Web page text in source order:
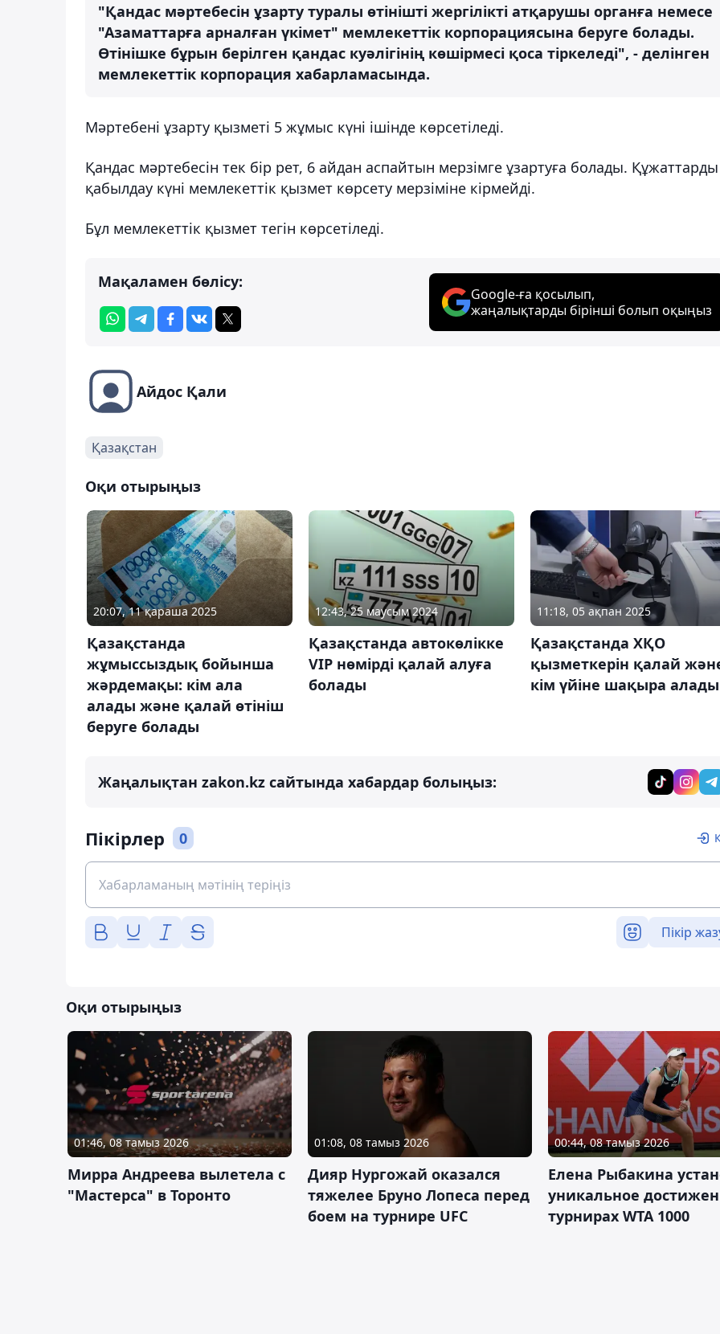
"Қандас мәртебесін ұзарту туралы өтінішті жергілікті атқарушы органға немесе
"Азаматтарға арналған үкімет" мемлекеттік корпорациясына беруге болады.
Өтінішке бұрын берілген қандас куәлігінің көшірмесі қоса тіркеледі", - делінген
мемлекеттік корпорация хабарламасында.
Мәртебені ұзарту қызметі 5 жұмыс күні ішінде көрсетіледі.
Қандас мәртебесін тек бір рет, 6 айдан аспайтын мерзімге ұзартуға болады. Құжаттарды
қабылдау күні мемлекеттік қызмет көрсету мерзіміне кірмейді.
Бұл мемлекеттік қызмет тегін көрсетіледі.
Мақаламен бөлісу:
Google-ға қосылып,
жаңалықтарды бірінші болып оқыңыз
Айдос Қали
Қазақстан
Оқи отырыңыз
20:07, 11 қараша 2025
Қазақстанда
жұмыссыздық бойынша
жәрдемақы: кім ала
алады және қалай өтініш
беруге болады
12:43, 25 маусым 2024
Қазақстанда автокөлікке
VIP нөмірді қалай алуға
болады
11:18, 05 ақпан 2025
Қазақстанда ХҚО
қызметкерін қалай
кім үйіне шақыра алады
Жаңалықтан zakon.kz сайтында хабардар болыңыз:
Пікірлер 0
Пікір
Оқи отырыңыз
01:46, 08 тамыз 2026
Мирра Андреева вылетела с
"Мастерса" в Торонто
01:08, 08 тамыз 2026
Дияр Нургожай оказался
тяжелее Бруно Лопеса перед
боем на турнире UFC
00:44, 08 тамыз 2026
Елена Рыбакина
уникальное
турнирах WTA 1000